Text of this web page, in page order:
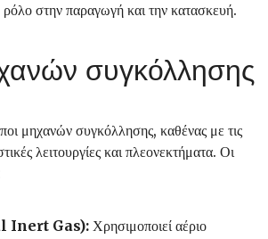
ρόλο στην παραγωγή και την κατασκευή.
συγκόλλησης
μηχανών συγκόλλησης, καθένας με τις
λειτουργίες και πλεονεκτήματα. Οι
Inert Gas): Χρησιμοποιεί αέριο